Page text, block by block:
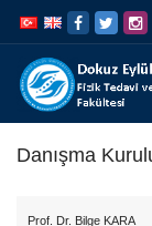
atla
Navigasyona
atla
Danışma
Prof. Dr. Bilge KARA